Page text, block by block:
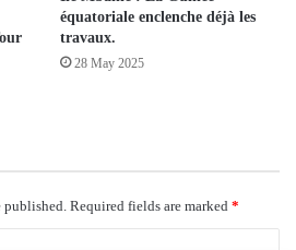
équatoriale enclenche déjà les
travaux.
28 May 2025
Required fields are marked *